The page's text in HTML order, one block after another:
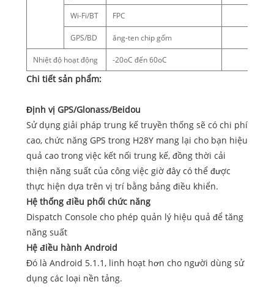
Wi-Fi/BT FPC
GPS/BD ăng-ten chip gốm
Nhiệt độ hoạt động -20oC đến 60oC
Chi tiết sản phẩm:
Định vị GPS/Glonass/Beidou
Sử dụng giải pháp trung kế truyền thống sẽ có chi phí
cao, chức năng GPS trong H28Y mang lại cho bạn hiệu
quả cao trong việc kết nối trung kế, đồng thời cải
thiện năng suất của công việc giờ đây có thể được
thực hiện dựa trên vị trí bằng bảng điều khiển.
Hệ thống điều phối chức năng
Dispatch Console cho phép quản lý hiệu quả để tăng
năng suất
Hệ điều hành Android
Đó là Android 5.1.1, linh hoạt hơn cho người dùng sử
dụng các loại nền tảng.